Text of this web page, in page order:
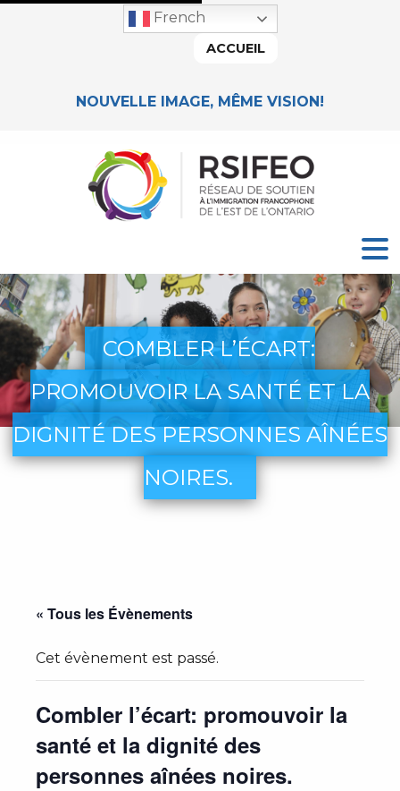
NOUVELLE IMAGE, MÊME VISION!
French
ACCUEIL
COMBLER L’ÉCART:
PROMOUVOIR LA SANTÉ ET LA
DIGNITÉ DES PERSONNES AÎNÉES
NOIRES.
« Tous les Évènements
Cet évènement est passé.
Combler l’écart: promouvoir la
santé et la dignité des
personnes aînées noires.